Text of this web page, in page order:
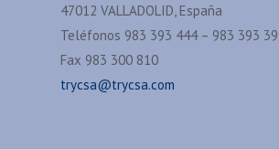
47012 VALLADOLID, España
Teléfonos 983 393 444 – 983 393
Fax 983 300 810
trycsa@trycsa.com